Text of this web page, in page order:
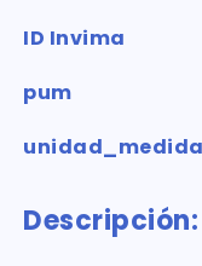
ID Invima
pum
unidad_medida
Descripción: